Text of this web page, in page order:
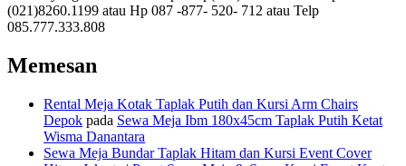
(021)8260.1199 atau Hp 087 -877- 520- 712 atau Telp
085.777.333.808
Memesan
Rental Meja Kotak Taplak Putih dan Kursi Arm Chairs
Depok pada Sewa Meja Ibm 180x45cm Taplak Putih Ketat
Wisma Danantara
Sewa Meja Bundar Taplak Hitam dan Kursi Event Cover